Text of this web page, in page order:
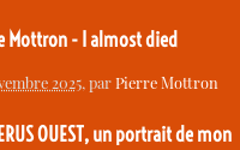
Mottron - I almost died
2025, parPierre Mottron
OUEST, un portrait de mon